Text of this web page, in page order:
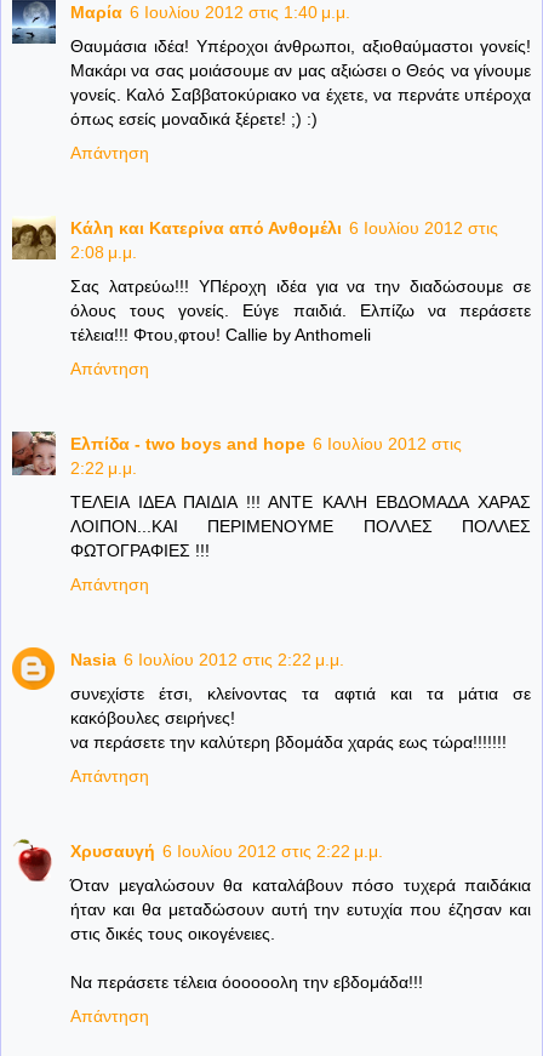
Μαρία 6 Ιουλίου 2012 στις 1:40 μ.μ.
Θαυμάσια ιδέα! Υπέροχοι άνθρωποι, αξιοθαύμαστοι γονείς!
Μακάρι να σας μοιάσουμε αν μας αξιώσει ο Θεός να γίνουμε
γονείς. Καλό Σαββατοκύριακο να έχετε, να περνάτε υπέροχα
όπως εσείς μοναδικά ξέρετε! ;) :)
Απάντηση
Κάλη και Κατερίνα από Ανθομέλι 6 Ιουλίου 2012 στις
2:08 μ.μ.
Σας λατρεύω!!! ΥΠέροχη ιδέα για να την διαδώσουμε σε
όλους τους γονείς. Εύγε παιδιά. Ελπίζω να περάσετε
τέλεια!!! Φτου,φτου! Callie by Anthomeli
Απάντηση
Ελπίδα - two boys and hope 6 Ιουλίου 2012 στις
2:22 μ.μ.
ΤΕΛΕΙΑ ΙΔΕΑ ΠΑΙΔΙΑ !!! ΑΝΤΕ ΚΑΛΗ ΕΒΔΟΜΑΔΑ ΧΑΡΑΣ
ΛΟΙΠΟΝ...ΚΑΙ ΠΕΡΙΜΕΝΟΥΜΕ ΠΟΛΛΕΣ ΠΟΛΛΕΣ
ΦΩΤΟΓΡΑΦΙΕΣ !!!
Απάντηση
Nasia 6 Ιουλίου 2012 στις 2:22 μ.μ.
συνεχίστε έτσι, κλείνοντας τα αφτιά και τα μάτια σε
κακόβουλες σειρήνες!
να περάσετε την καλύτερη βδομάδα χαράς εως τώρα!!!!!!!
Απάντηση
Χρυσαυγή 6 Ιουλίου 2012 στις 2:22 μ.μ.
Όταν μεγαλώσουν θα καταλάβουν πόσο τυχερά παιδάκια
ήταν και θα μεταδώσουν αυτή την ευτυχία που έζησαν και
στις δικές τους οικογένειες.
Να περάσετε τέλεια όοοοοολη την εβδομάδα!!!
Απάντηση